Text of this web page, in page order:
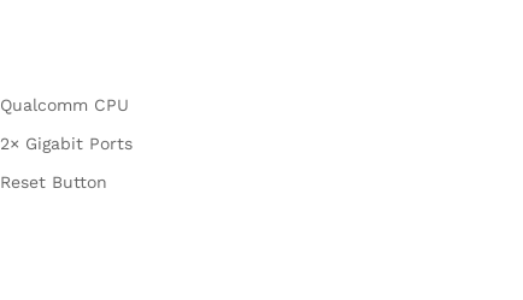
Qualcomm CPU
2× Gigabit Ports
Reset Button